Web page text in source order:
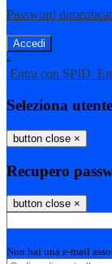
Password
-
Entra con SPID
Seleziona utente
button close ×
Recupero
button close ×
Non hai una e-mail